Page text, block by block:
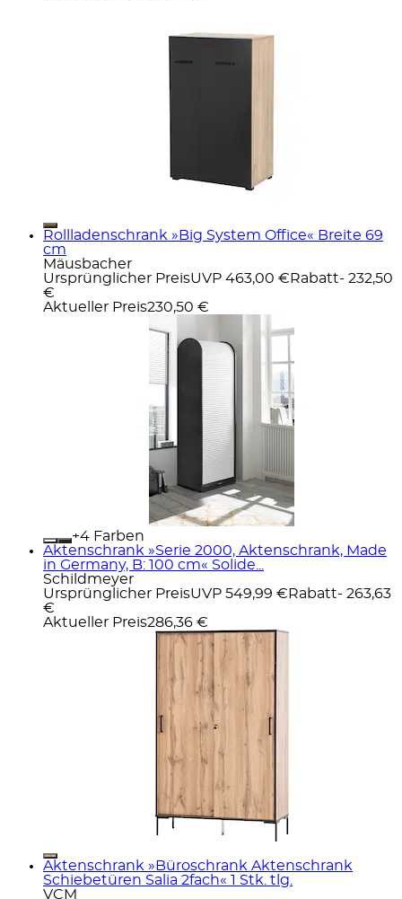
Rollladenschrank »Big System Office« Breite 69
cm
Mäusbacher
Ursprünglicher PreisUVP 463,00 € Rabatt- 232,50
€
Aktueller Preis230,50 €
+
Farben
Aktenschrank »Serie 2000, Aktenschrank, Made
in Germany, B: 100 cm« Solide...
Schildmeyer
Ursprünglicher PreisUVP 549,99 € Rabatt- 263,63
€
Aktueller Preis286,36 €
Aktenschrank »Büroschrank Aktenschrank
Schiebetüren Salia 2fach« 1 Stk. tlg.
VCM